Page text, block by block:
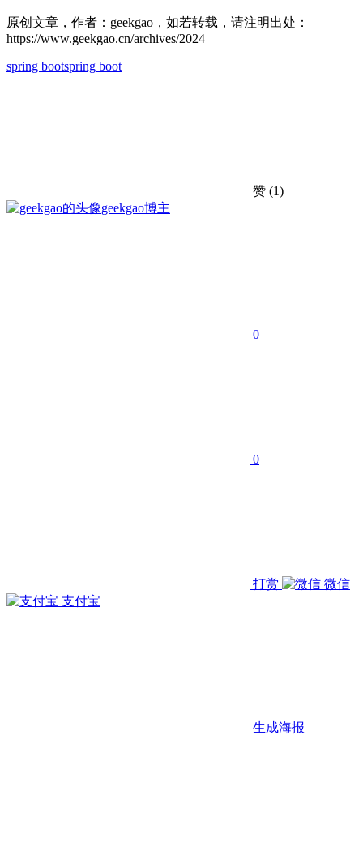
原创文章，作者：geekgao，如若转载，请注明出处：
https://www.geekgao.cn/archives/2024
spring bootspring boot
赞 (1)
geekgao博主
0
0
打赏
微信
支付宝
生成海报